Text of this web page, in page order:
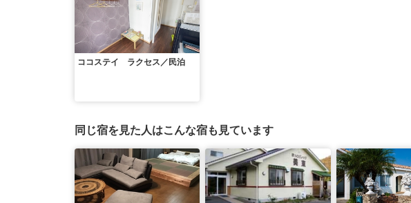
ココステイ ラクセス／民泊
同じ宿を見た人はこんな宿も見ています